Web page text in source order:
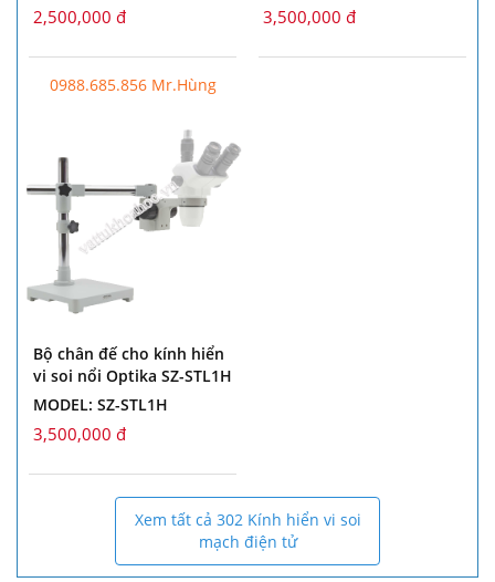
2,500,000 đ 3,500,000 đ
0988.685.856 Mr.Hùng
Bộ chân đế cho kính hiển
vi soi nổi Optika SZ-STL1H
MODEL: SZ-STL1H
3,500,000 đ
Xem tất cả 302 Kính hiển vi soi
mạch điện tử